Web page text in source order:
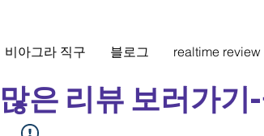
비아그라 직구 블로그 realtime review